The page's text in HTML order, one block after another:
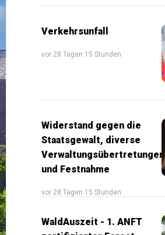
Verkehrsunfall
vor 28 Tagen 15 Stunden
Widerstand gegen die
Staatsgewalt, diverse
Verwaltungsübertretungen
und Festnahme
vor 28 Tagen 15 Stunden
WaldAuszeit - 1. ANFT